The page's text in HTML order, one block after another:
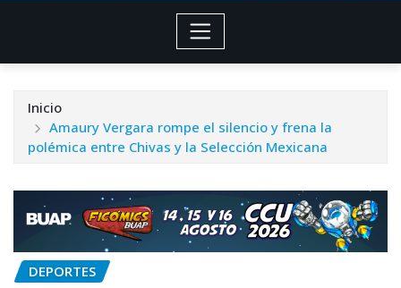
Inicio
Amaury Vergara rompe el silencio y frena la
polémica entre Chivas y la Selección Mexicana
DEPORTES